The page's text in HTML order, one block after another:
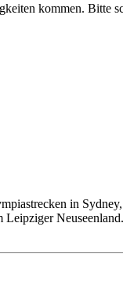
kommen. Bitte
in